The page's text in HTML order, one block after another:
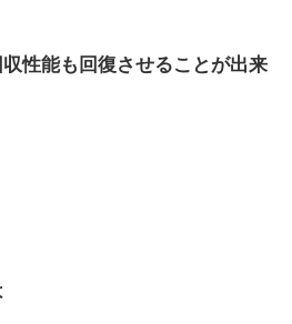
収性能も回復させることが出来